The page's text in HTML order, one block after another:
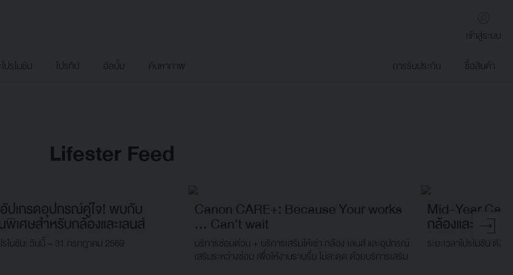
เข้าสู่ระบบ
ปรโมชัน โปรทิป อัลบั้ม ค้นหาภาพ การรับประกัน ซื้อสินค้า
Lifester Feed
อัปเกรดอุปกรณ์คู่ใจ! พบกับ
พิเศษสำหรับกล้องและเลนส์
ปรโมชัน: วันนี้ – 31 กรกฎาคม 2569
Canon CARE+: Because Your works
… Can’t wait
บริการซ่อมด่วน + บริการเสริมให้เช่า กล้อง เลนส์ และอุปกรณ์
เสริมระหว่างซ่อม เพื่อให้งานราบรื่น ไม่สะดุด ด้วยบริการเสริม
Mid-Year
กล้องและเลนส์คู่
ในทุกโมเมนต์
ระยะเวลาโปรโมชัน ตั้